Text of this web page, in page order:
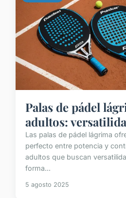
Palas de pádel
adultos:
Las palas de pádel lágrima
perfecto entre potencia y
adultos que buscan
forma...
5 agosto 2025